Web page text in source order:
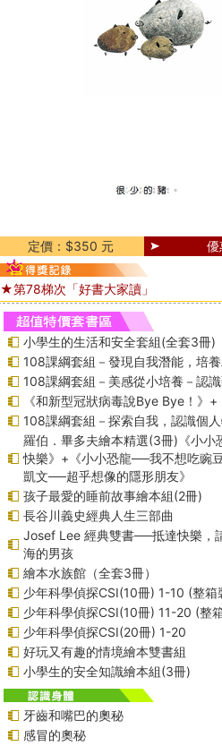
定價：$350 元
★第78梯次「好書大家讀」
小學生的生活和安全套組(全套3冊)
108課綱套組－發現自我潛能，培
108課綱套組－美感從小培養－認
《和新型冠狀病毒說Bye Bye！》
108課綱套組－探索自我，認識個
羅伯．畢多夫繪本精選(3冊)《小
快樂》+《小小恐龍──我不想吃豌
凱文──超乎想像的隱形朋友》
孩子最愛的睡前故事繪本組(2冊)
長谷川義史經典人生三部曲
Josef Lee 經典雙書──抵達快樂，
海的男孩
繪本水族館（全套3冊）
少年科學偵探CSI(10冊) 1-10 (整箱
少年科學偵探CSI(10冊) 11-20 (整
少年科學偵探CSI(20冊) 1-20
好玩又有趣的情境繪本雙書組
小學生的安全知識繪本組(3冊)
牙齒和嘴巴的奧秘
感冒的奧秘